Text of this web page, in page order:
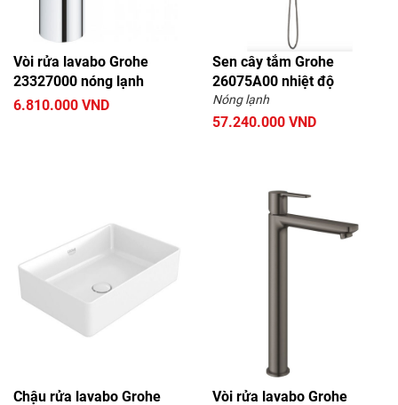
Vòi rửa lavabo Grohe
23327000 nóng lạnh
6.810.000 VND
Sen cây tắm Grohe
26075A00 nhiệt độ
Nóng lạnh
57.240.000 VND
Chậu rửa lavabo Grohe Vòi rửa lavabo Grohe